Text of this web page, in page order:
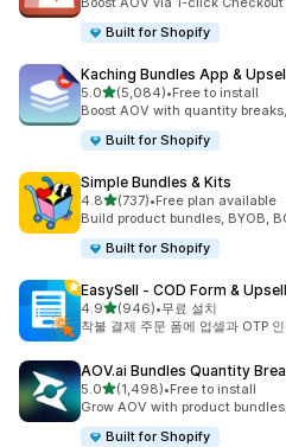
Built for Shopify
Kaching Bundles App &
5.0별 5개 중
(5,084)
총 리뷰 5084개
•Free to install
Boost AOV with quantity
Built for Shopify
Simple Bundles & Kits
4.8별 5개 중
(737)
총 리뷰 737개
•Free plan available
Build product bundles, BYOB,
Built for Shopify
EasySell ‑ COD Form &
4.9별 5개 중
(946)
총 리뷰 946개
•무료 설치
착불 결제 주문 폼에 업셀과 OTP
AOV.ai Bundles Quantity
5.0별 5개 중
(1,498)
총 리뷰 1498개
•Free to install
Grow AOV with product
Built for Shopify